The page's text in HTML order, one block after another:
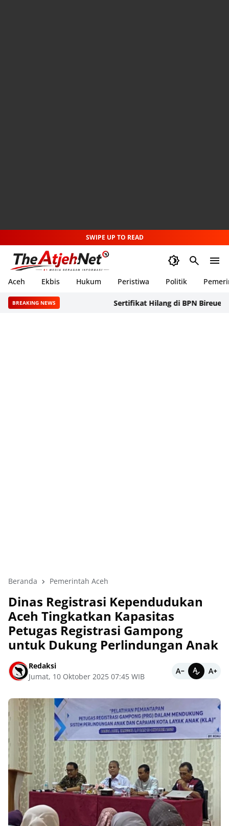
SWIPE UP TO READ
Aceh Ekbis Hukum Peristiwa Politik
BREAKING NEWS Sertifikat Hilang di BPN Bireuen, SAPA
Beranda Pemerintah Aceh
Dinas Registrasi Kependudukan
Aceh Tingkatkan Kapasitas
Petugas Registrasi Gampong
untuk Dukung Perlindungan Anak
Redaksi
Jumat, 10 Oktober 2025 07:45 WIB